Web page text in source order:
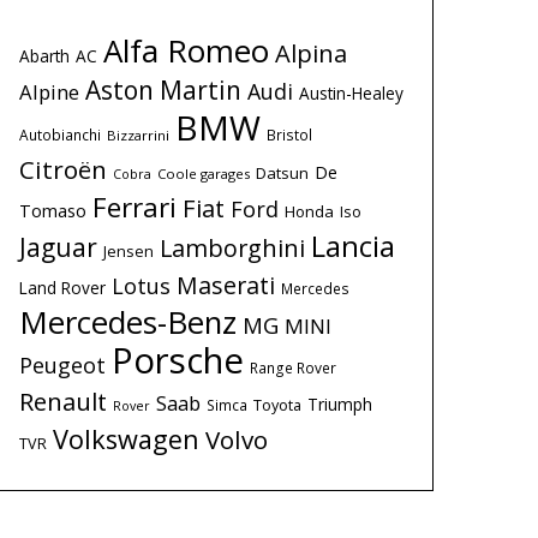
Abarth AC Alfa Romeo Alpina
Alpine Aston Martin Audi Austin-Healey
Autobianchi Bizzarrini BMW Bristol
Citroën Cobra Coole garages Datsun De
Tomaso Ferrari Fiat Ford Honda Iso
Jaguar Jensen Lamborghini Lancia
Land Rover Lotus Maserati Mercedes
Mercedes-Benz MG MINI
Peugeot Porsche Range Rover
Renault Rover Saab Simca Toyota Triumph
TVR Volkswagen Volvo